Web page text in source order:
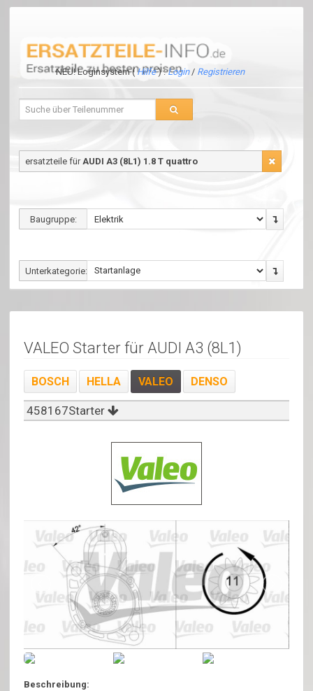
NEU! Loginsystem (Hilfe) :Login / Registrieren
ersatzteile für AUDI A3 (8L1) 1.8 T quattro
Baugruppe:
Unterkategorie:
VALEO Starter für AUDI A3 (8L1)
BOSCH HELLA VALEO DENSO
458167Starter
Beschreibung: